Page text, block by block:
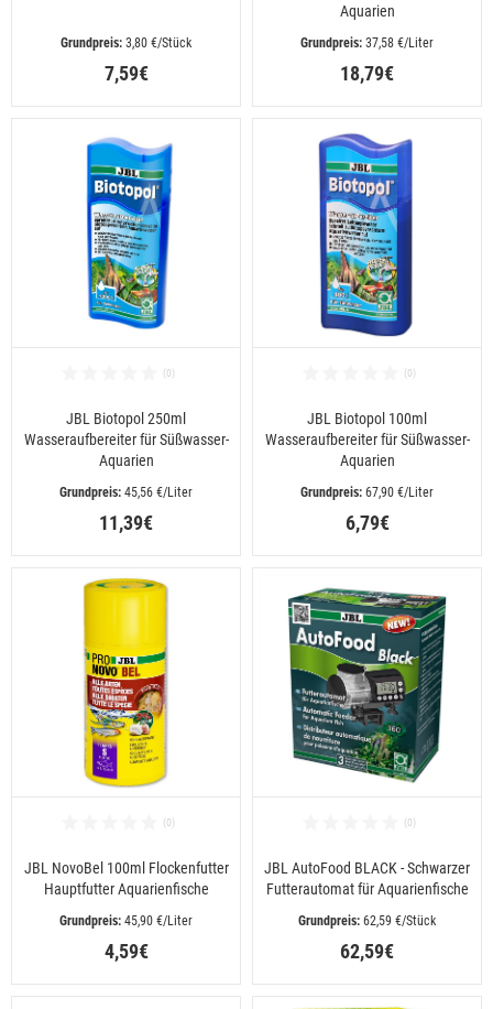
3,80 €/Stück
7,59€
Aquarien
37,58 €/Liter
18,79€
JBL Biotopol 250ml
Wasseraufbereiter für Süßwasser-
Aquarien
45,56 €/Liter
11,39€
JBL Biotopol 100ml
Wasseraufbereiter für Süßwasser-
Aquarien
67,90 €/Liter
6,79€
JBL NovoBel 100ml Flockenfutter
Hauptfutter Aquarienfische
45,90 €/Liter
4,59€
JBL AutoFood BLACK - Schwarzer
Futterautomat für Aquarienfische
62,59 €/Stück
62,59€